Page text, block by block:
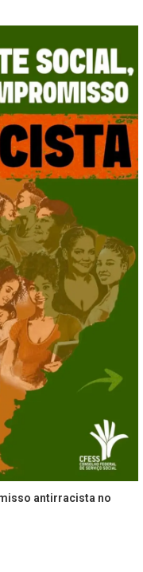
antirracista no